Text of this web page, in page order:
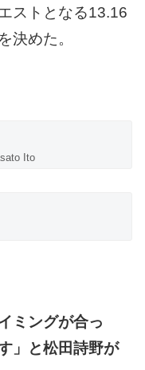
ストとなる13.16
決めた。
Ito
ミングが合っ
」と松田詩野が